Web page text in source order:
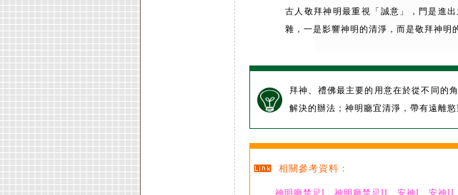
古人敬拜神明最重視「誠意」，門是進
雜，一是影響神明的清淨，而是敬拜神明
拜神、禮佛最主要的用意在於從不同的
解決的辦法；神明廳宜清淨，帶有遠離慾
相關參考資料：
神明廳禁忌I 神明廳禁忌II 安神I 安神II